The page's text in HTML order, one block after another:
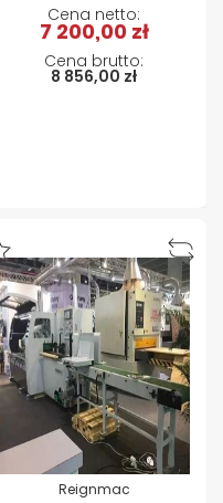
8 856,00 zł
7 200,00 zł
Reignmac